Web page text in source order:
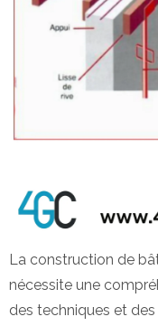
La construction de
nécessite une
des techniques et